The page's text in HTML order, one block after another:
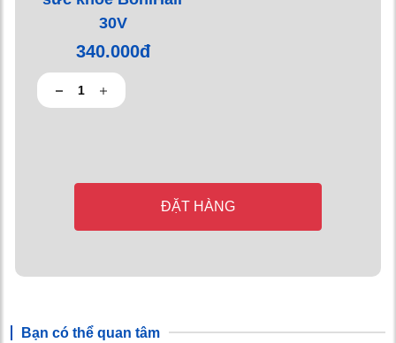
30V
340.000đ
ĐẶT HÀNG
Bạn có thể quan tâm